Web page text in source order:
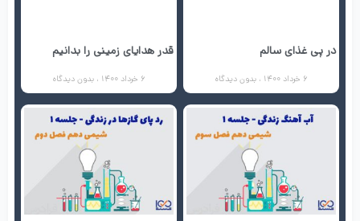
در پی غذای سالم
6 خرداد 1400 بدون دیدگاه
قدر هدایای زمینی را بدانیم
6 خرداد 1400 بدون دیدگاه